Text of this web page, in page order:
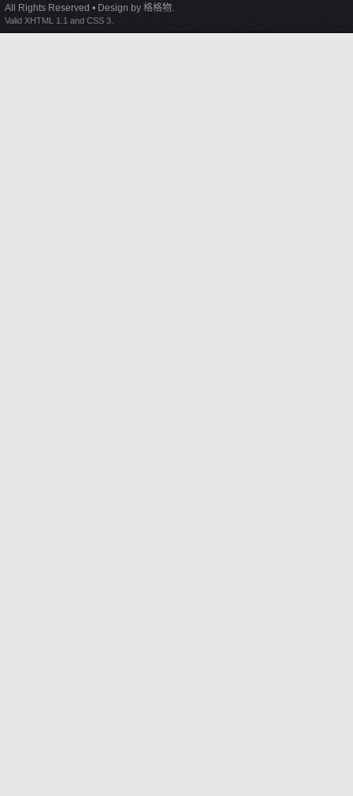
All Rights Reserved • Design by 格格物.
Valid XHTML 1.1 and CSS 3.